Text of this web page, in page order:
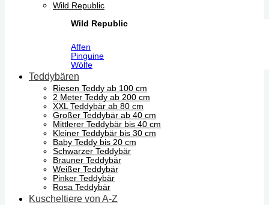
Wild Republic
Wild Republic
Affen
Pinguine
Wölfe
Teddybären
Riesen Teddy ab 100 cm
2 Meter Teddy ab 200 cm
XXL Teddybär ab 80 cm
Großer Teddybär ab 40 cm
Mittlerer Teddybär bis 40 cm
Kleiner Teddybär bis 30 cm
Baby Teddy bis 20 cm
Schwarzer Teddybär
Brauner Teddybär
Weißer Teddybär
Pinker Teddybär
Rosa Teddybär
Kuscheltiere von A-Z